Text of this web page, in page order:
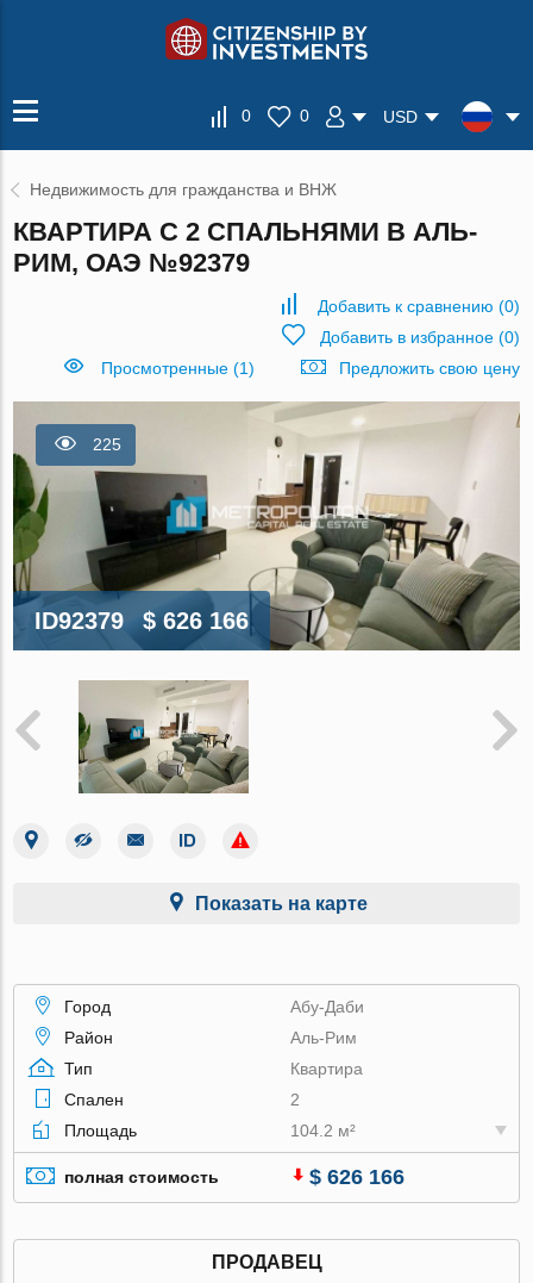
0 0 USD
Недвижимость для гражданства и ВНЖ
КВАРТИРА С 2 СПАЛЬНЯМИ В АЛЬ-
РИМ, ОАЭ №92379
Добавить к сравнению (0)
Добавить в избранное(0)
Просмотренные (1)
Предложить свою цену
225
ID92379 $ 626 166
Показать на карте
Город
Абу-Даби
Район
Аль-Рим
Тип
Квартира
Спален
2
Площадь
104.2 м²
полная стоимость $ 626 166
ПРОДАВЕЦ